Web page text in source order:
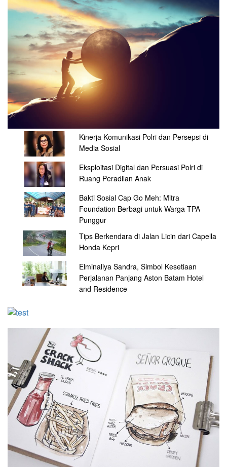
Kinerja Komunikasi Polri dan Persepsi di
Media Sosial
Eksploitasi Digital dan Persuasi Polri di
Ruang Peradilan Anak
Bakti Sosial Cap Go Meh: Mitra
Foundation Berbagi untuk Warga TPA
Punggur
Tips Berkendara di Jalan Licin dari Capella
Honda Kepri
Elminaliya Sandra, Simbol Kesetiaan
Perjalanan Panjang Aston Batam Hotel
and Residence